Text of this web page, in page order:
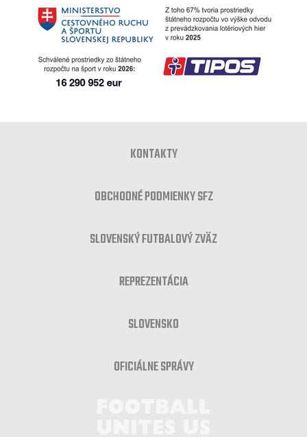
KONTAKTY
OBCHODNÉ PODMIENKY SFZ
SLOVENSKÝ FUTBALOVÝ ZVÄZ
REPREZENTÁCIA
SLOVENSKO
OFICIÁLNE SPRÁVY